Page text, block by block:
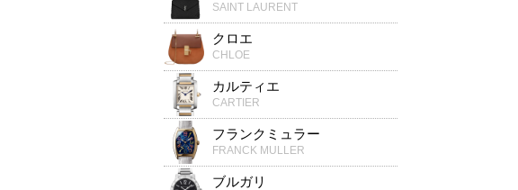
SAINT LAURENT
クロエ
CHLOE
カルティエ
CARTIER
フランクミュラー
FRANCK MULLER
ブルガリ